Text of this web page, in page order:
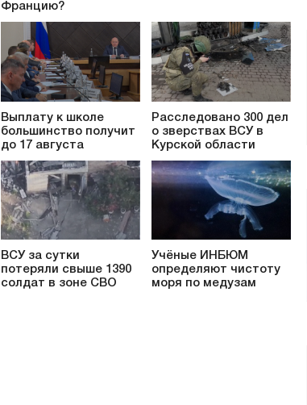
Францию?
Выплату к школе
большинство получит
до 17 августа
Расследовано 300 дел
о зверствах ВСУ в
Курской области
ВСУ за сутки
потеряли свыше 1390
солдат в зоне СВО
Учёные ИНБЮМ
определяют чистоту
моря по медузам